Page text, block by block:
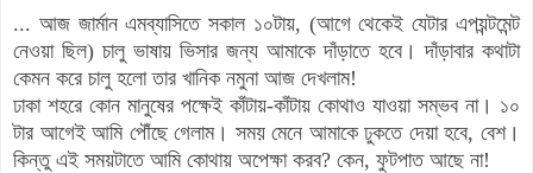
... আজ জার্মান এমব্যাসিতে সকাল ১০টায়, (আগে থেকেই যেটার এপয়ন্টমেন্ট
নেওয়া ছিল) চালু ভাষায় ভিসার জন্য আমাকে দাঁড়াতে হবে। দাঁড়াবার কথাটা
কেমন করে চালু হলো তার খানিক নমুনা আজ দেখলাম!
ঢাকা শহরে কোন মানুষের পক্ষেই কাঁটায়-কাঁটায় কোথাও যাওয়া সম্ভব না। ১০
টার আগেই আমি পৌঁছে গেলাম। সময় মেনে আমাকে ঢুকতে দেয়া হবে, বেশ।
কিন্তু এই সময়টাতে আমি কোথায় অপেক্ষা করব? কেন, ফুটপাত আছে না!